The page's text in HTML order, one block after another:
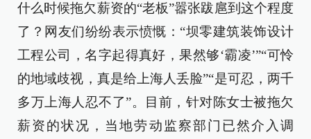
什么时候拖欠薪资的“老板”嚣张跋扈到这个程度
了？网友们纷纷表示愤慨：“坝零建筑装饰设计
工程公司，名字起得真好，果然够‘霸凌’”“可怜
的地域歧视，真是给上海人丢脸”“是可忍，两千
多万上海人忍不了”。目前，针对陈女士被拖欠
薪资的状况，当地劳动监察部门已然介入调